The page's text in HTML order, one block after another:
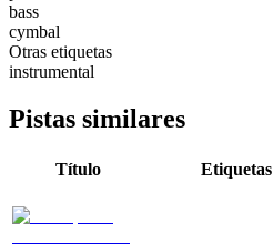
bass
cymbal
Otras etiquetas
instrumental
Pistas similares
Título Etiquetas